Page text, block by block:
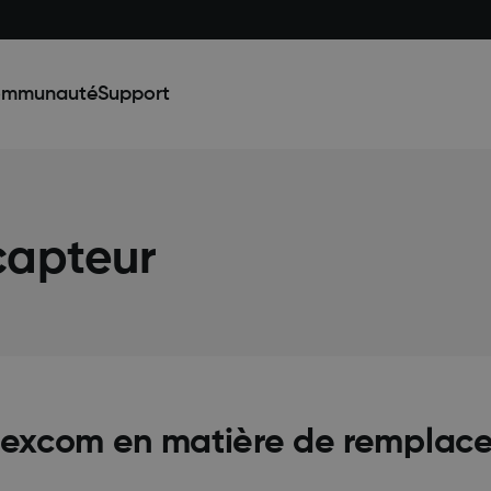
Support
en matière de